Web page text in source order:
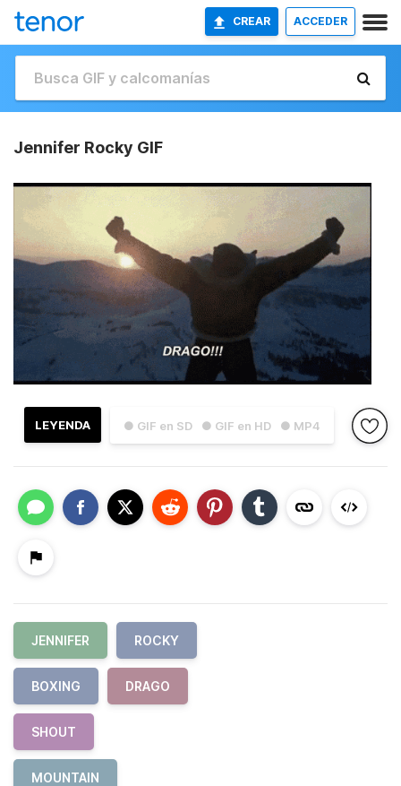
CREAR ACCEDER
Jennifer Rocky GIF
● GIF en SD ● GIF en HD ● MP4
LEYENDA
JENNIFER ROCKY
BOXING DRAGO
SHOUT
MOUNTAIN